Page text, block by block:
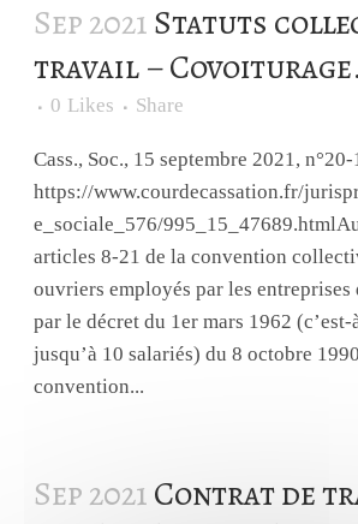
Sep 2021Statuts
travail – Covoiturage.
0 Likes Share
Cass., Soc., 15 septembre 2021,
https://www.courdecassation.fr/
e_sociale_576/
articles 8-21 de la convention
ouvriers employés par les entreprises
par le décret du 1er mars 1962
jusqu’à 10 salariés) du 8 octobre
convention...
Sep 2021Contrat de